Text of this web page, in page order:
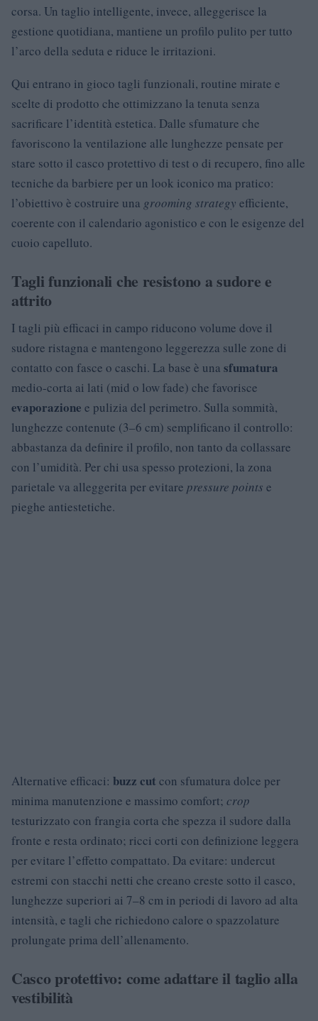
corsa. Un taglio intelligente, invece, alleggerisce la
gestione quotidiana, mantiene un profilo pulito per tutto
l’arco della seduta e riduce le irritazioni.
Qui entrano in gioco tagli funzionali, routine mirate e
scelte di prodotto che ottimizzano la tenuta senza
sacrificare l’identità estetica. Dalle sfumature che
favoriscono la ventilazione alle lunghezze pensate per
stare sotto il casco protettivo di test o di recupero, fino alle
tecniche da barbiere per un look iconico ma pratico:
l’obiettivo è costruire una grooming strategy efficiente,
coerente con il calendario agonistico e con le esigenze del
cuoio capelluto.
Tagli funzionali che resistono a sudore e
attrito
I tagli più efficaci in campo riducono volume dove il
sudore ristagna e mantengono leggerezza sulle zone di
contatto con fasce o caschi. La base è una sfumatura
medio-corta ai lati (mid o low fade) che favorisce
evaporazione e pulizia del perimetro. Sulla sommità,
lunghezze contenute (3–6 cm) semplificano il controllo:
abbastanza da definire il profilo, non tanto da collassare
con l’umidità. Per chi usa spesso protezioni, la zona
parietale va alleggerita per evitare pressure points e
pieghe antiestetiche.
Alternative efficaci: buzz cut con sfumatura dolce per
minima manutenzione e massimo comfort; crop
testurizzato con frangia corta che spezza il sudore dalla
fronte e resta ordinato; ricci corti con definizione leggera
per evitare l’effetto compattato. Da evitare: undercut
estremi con stacchi netti che creano creste sotto il casco,
lunghezze superiori ai 7–8 cm in periodi di lavoro ad alta
intensità, e tagli che richiedono calore o spazzolature
prolungate prima dell’allenamento.
Casco protettivo: come adattare il taglio alla
vestibilità